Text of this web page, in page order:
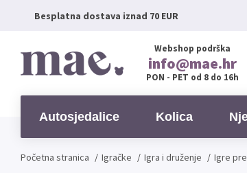
Besplatna dostava iznad 70 EUR
Webshop podrška
info@mae.hr
PON - PET od 8 do 16h
Autosjedalice Kolica
Početna stranica / Igračke / Igra i druženje / Igre